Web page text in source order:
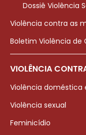
Dossiê Violência
Violência contra as
Boletim Violência de
VIOLÊNCIA
Violência doméstica
Violência sexual
Feminicídio